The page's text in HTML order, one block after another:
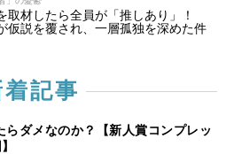
取材したら全員が「推しあり」！
仮説を覆され、一層孤独を深めた件
着記事
らダメなのか？【新人賞コンプレッ